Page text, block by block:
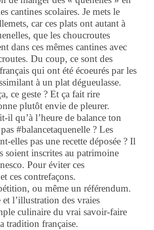
cantines scolaires. Je mets le
car ces plats ont autant à
que les choucroutes
dans ces mêmes cantines avec
Du coup, ce sont des
qui ont été écoeurés par les
à un plat dégueulasse.
ce geste ? Et ça fait rire
plutôt envie de pleurer.
il qu’à l’heure de balance ton
#balancetaquenelle ? Les
elles pas une recette déposée ? Il
soient inscrites au patrimoine
Pour éviter ces
ces contrefaçons.
ou même un référendum.
et l’illustration des vraies
culinaire du vrai savoir-faire
tradition française.